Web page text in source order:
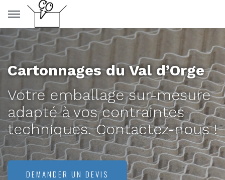
Panneau de gestion des cookies
Cartonnages du Val d’Orge
Votre emballage sur-mesure
adapté à vos contraintes
techniques. Contactez-nous !
DEMANDER UN DEVIS